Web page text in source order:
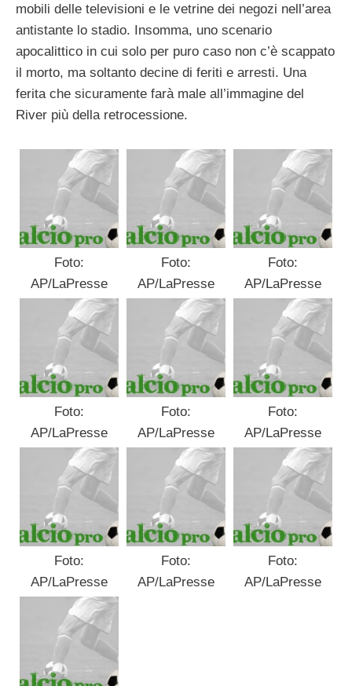
mobili delle televisioni e le vetrine dei negozi nell’area
antistante lo stadio. Insomma, uno scenario
apocalittico in cui solo per puro caso non c’è scappato
il morto, ma soltanto decine di feriti e arresti. Una
ferita che sicuramente farà male all’immagine del
River più della retrocessione.
Foto:
AP/LaPresse
Foto:
AP/LaPresse
Foto:
AP/LaPresse
Foto:
AP/LaPresse
Foto:
AP/LaPresse
Foto:
AP/LaPresse
Foto:
AP/LaPresse
Foto:
AP/LaPresse
Foto:
AP/LaPresse